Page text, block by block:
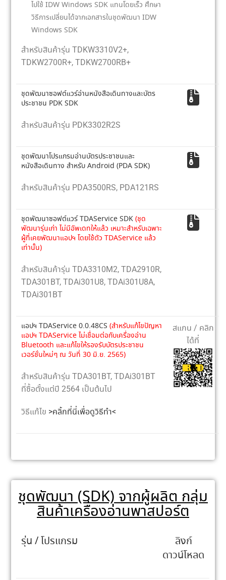
ไปใช้ IDW Windows SDK แทนโดยเร็ว ศึกษา
วิธีการเปลี่ยนได้จากเอกสารในชุดพัฒนา IDW
Windows SDK
สำหรับสินค้ารุ่น TDKW3310V2+,
TDKW2700R+, TDKW2700RB+
ชุดพัฒนาซอฟต์แวร์อ่านหนังสือเดินทางและบัตร
ประชาชน PDK SDK
สำหรับสินค้ารุ่น PDK3302R2S
ชุดพัฒนาโปรแกรมอ่านบัตรประชาชนและ
หนังสือเดินทาง สำหรับ Android (PDA SDK)
สำหรับสินค้ารุ่น PDA3500RS, PDA121RS
ชุดพัฒนาซอฟต์แวร์ TDAService SDK(ชุด
พัฒนารุ่นเก่า ไม่มีอัพเดทให้แล้ว เหมาะสำหรับเฉพาะ
ผู้ที่เคยพัฒนาแอปฯ โดยใช้ตัว TDAService แล้ว
เท่านั้น)
สำหรับสินค้ารุ่น TDA3310M2, TDA2910R,
TDA301BT, TDAi301U8, TDAi301U8A,
TDAi301BT
แอปฯ TDAService 0.0.48CS(สำหรับแก้ไขปัญหา
แอปฯ TDAService ไม่เชื่อมต่อกับเครื่องอ่าน
Bluetooth และแก้ไขให้รองรับบัตรประชาชน
เวอร์ชั่นใหม่ๆ ณ วันที่ 30 มิ.ย. 2565)
สำหรับสินค้ารุ่น TDA301BT, TDAi301BT
ที่ซื้อตั้งแต่ปี 2564 เป็นต้นไป
วิธีแก้ไข >คลิ้กที่นี่เพื่อดูวิธีทำ<
สแกน / คลิก
ได้ที่
ชุดพัฒนา (SDK) จากผู้ผลิต กลุ่ม
สินค้าเครื่องอ่านพาสปอร์ต
รุ่น / โปรแกรม
ลิงก์
ดาวน์โหลด